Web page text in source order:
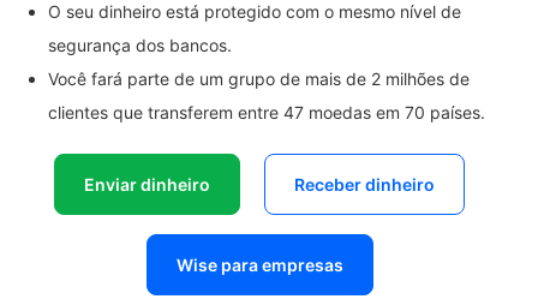
O seu dinheiro está protegido com o mesmo nível de
segurança dos bancos.
Você fará parte de um grupo de mais de 2 milhões de
clientes que transferem entre 47 moedas em 70 países.
Enviar dinheiro Receber dinheiro
Wise para empresas